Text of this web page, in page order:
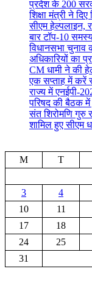
प्रदेश के 200
शिक्षा मंत्री ने दिए
सीएम हेल्पलाइन,
बार टॉप-10
विधानसभा चुनाव
अधिकारियों का
CM धामी ने की
एक सप्ताह में करें
राज्य में एनईपी-
परिषद की बैठक में
संत शिरोमणि गुरु
शामिल हुए सीएम
M
T
3
4
10
11
17
18
24
25
31